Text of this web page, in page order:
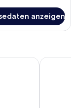
anzeigen
Pod 51